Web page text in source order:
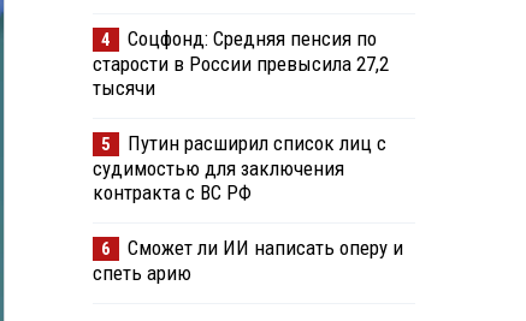
4
Соцфонд: Средняя пенсия по
старости в России превысила 27,2
тысячи
5
Путин расширил список лиц с
судимостью для заключения
контракта с ВС РФ
6
Сможет ли ИИ написать оперу и
спеть арию